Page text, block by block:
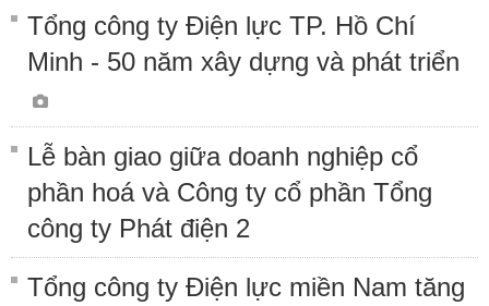
Tổng công ty Điện lực TP. Hồ Chí
Minh - 50 năm xây dựng và phát triển
Lễ bàn giao giữa doanh nghiệp cổ
phần hoá và Công ty cổ phần Tổng
công ty Phát điện 2
Tổng công ty Điện lực miền Nam tăng